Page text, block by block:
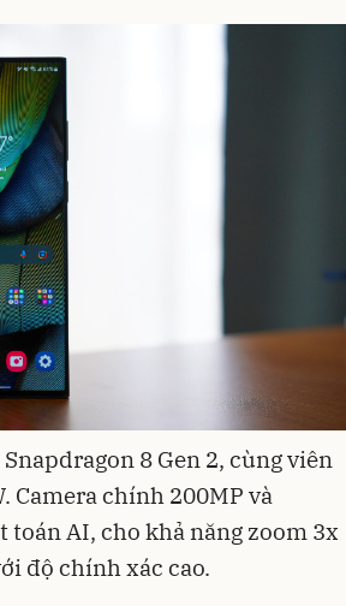
8 Gen 2, cùng viên
Camera chính 200MP và
AI, cho khả năng zoom 3x
độ chính xác cao.